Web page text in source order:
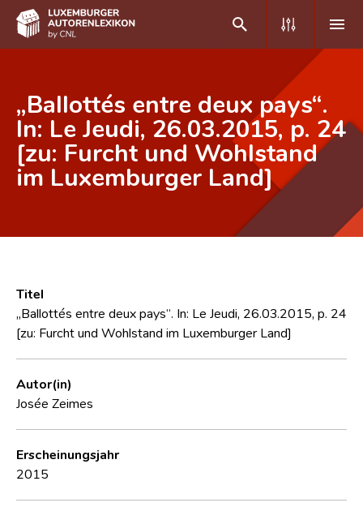
DE FR
Home
Autor(inn)en A-Z
Forschungsgruppe
Kontakt
„Ballottés entre deux pays“.
In: Le Jeudi, 26.03.2015, p. 24
[zu: Furcht und Wohlstand
im Luxemburger Land]
Titel
„Ballottés entre deux pays“. In: Le Jeudi, 26.03.2015, p. 24
[zu: Furcht und Wohlstand im Luxemburger Land]
Autor(in)
Josée Zeimes
Erscheinungsjahr
2015